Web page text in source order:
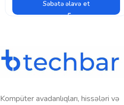
Səbətə əlavə et
Kompüter avadanlıqları, hissələri və